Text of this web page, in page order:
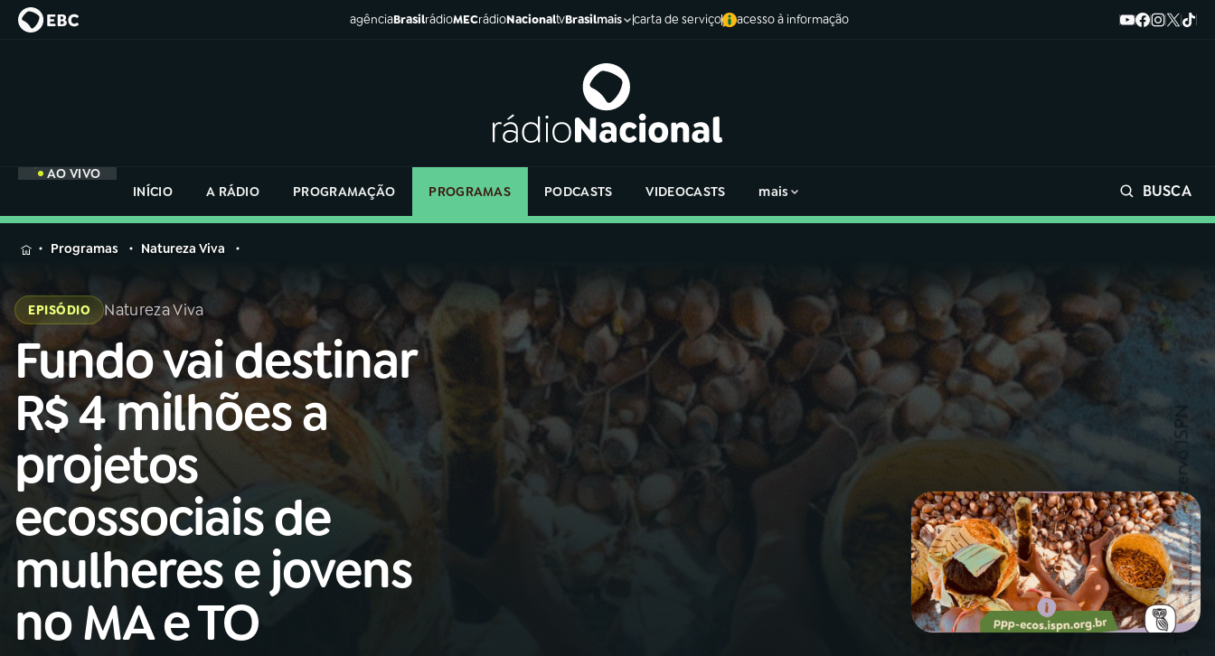
agênciaBrasilrádioMECrádioNacionaltvBrasilmais carta de serviço acesso à informação
AO VIVO
INÍCIO
A RÁDIO PROGRAMAÇÃO PROGRAMAS PODCASTS VIDEOCASTS mais BUSCA
MENU
Buscar
na
Rádio
Nacional
Buscar
AO VIVO
01INÍCIO
02A RÁDIO
PROGRAMAÇÃO
04PROGRAMAS
na
Rádio
Nacional
Programas Natureza Viva
EPISÓDIO Natureza Viva
Fundo vai destinar
R$ 4 milhões a
projetos
ecossociais de
mulheres e jovens
no MA e TO